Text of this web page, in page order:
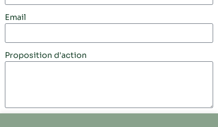
Email
Proposition d'action